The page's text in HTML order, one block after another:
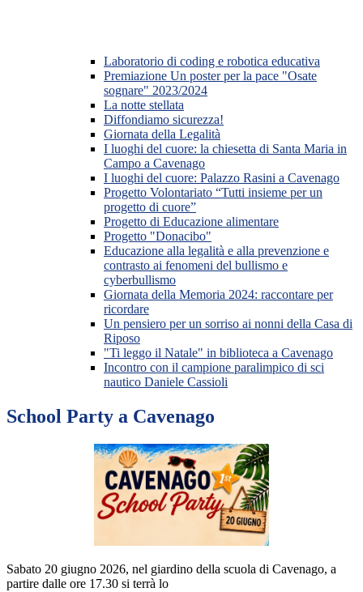
Laboratorio di coding e robotica educativa
Premiazione Un poster per la pace "Osate
sognare" 2023/2024
La notte stellata
Diffondiamo sicurezza!
Giornata della Legalità
I luoghi del cuore: la chiesetta di Santa Maria in
Campo a Cavenago
I luoghi del cuore: Palazzo Rasini a Cavenago
Progetto Volontariato “Tutti insieme per un
progetto di cuore”
Progetto di Educazione alimentare
Progetto "Donacibo"
Educazione alla legalità e alla prevenzione e
contrasto ai fenomeni del bullismo e
cyberbullismo
Giornata della Memoria 2024: raccontare per
ricordare
Un pensiero per un sorriso ai nonni della Casa di
Riposo
"Ti leggo il Natale" in biblioteca a Cavenago
Incontro con il campione paralimpico di sci
nautico Daniele Cassioli
School Party a Cavenago
Sabato 20 giugno 2026, nel giardino della scuola di Cavenago, a
partire dalle ore 17.30 si terrà lo